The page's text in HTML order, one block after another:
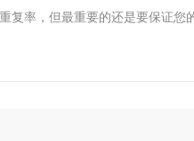
复率，但最重要的还是要保证